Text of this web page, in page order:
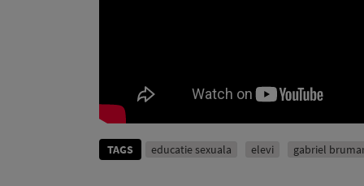
TAGS educatie sexuala elevi gabriel